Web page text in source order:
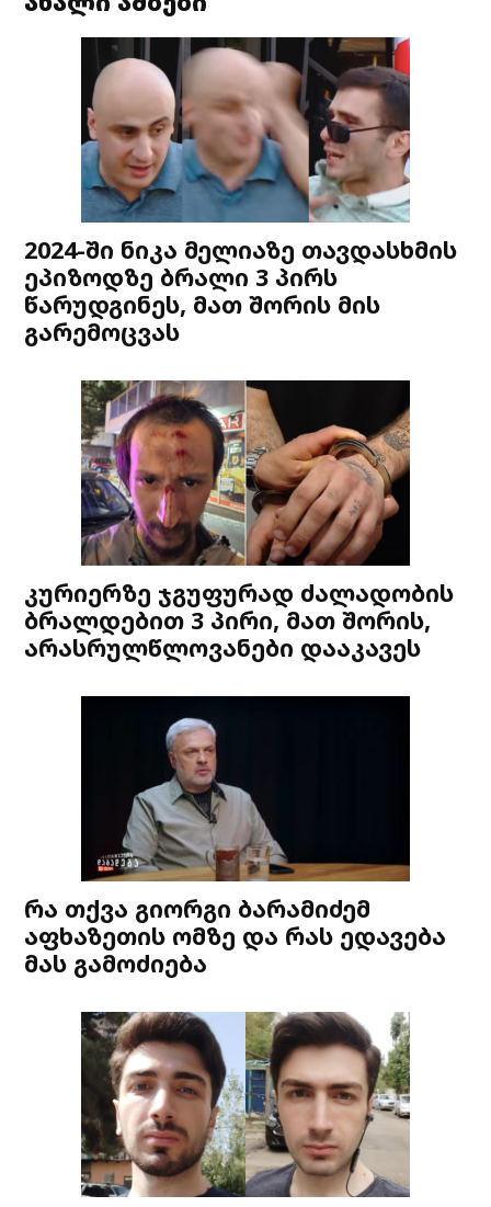
2024-ში ნიკა მელიაზე თავდასხმის
ეპიზოდზე ბრალი 3 პირს
წარუდგინეს, მათ შორის მის
გარემოცვას
კურიერზე ჯგუფურად ძალადობის
ბრალდებით 3 პირი, მათ შორის,
არასრულწლოვანები დააკავეს
რა თქვა გიორგი ბარამიძემ
აფხაზეთის ომზე და რას ედავება
მას გამოძიება